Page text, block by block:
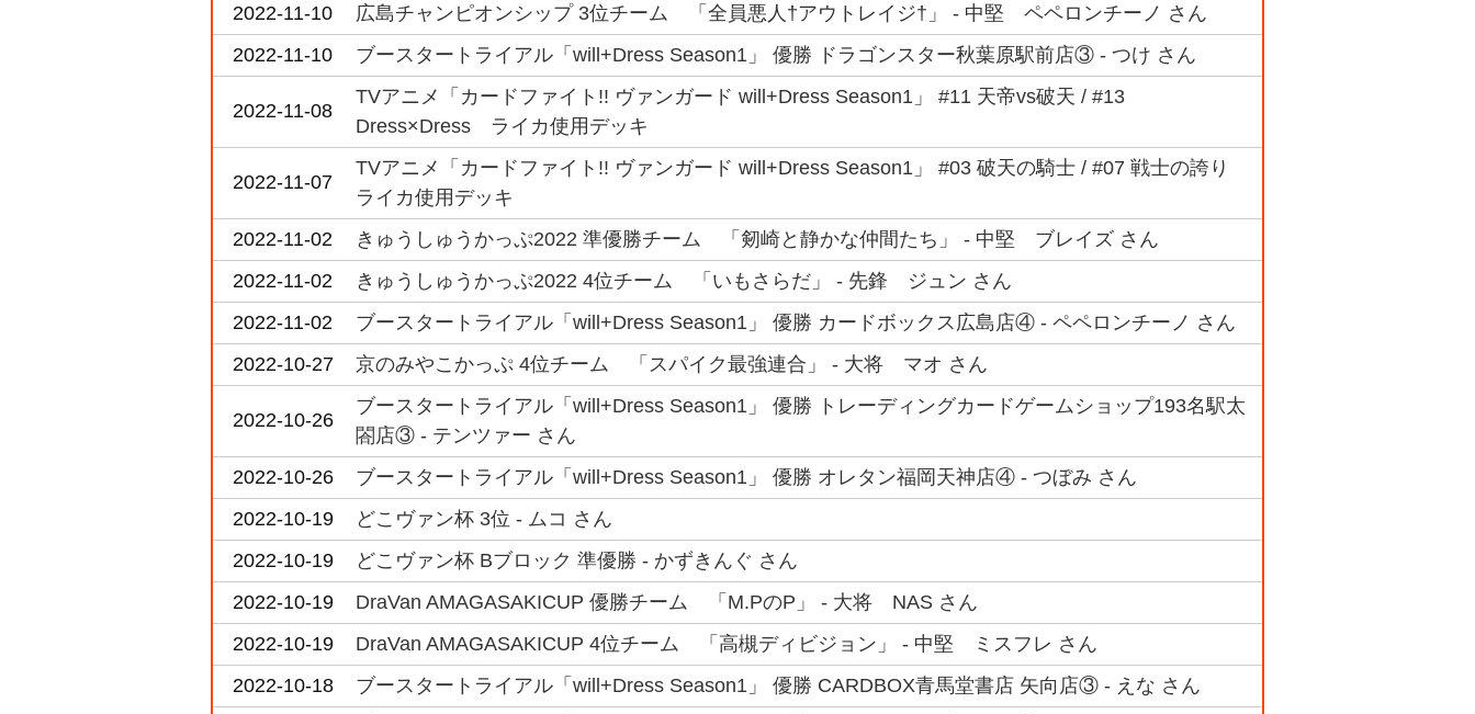
2022-11-10
広島チャンピオンシップ 3位チーム 「全員悪人†アウトレイジ†」 - 中堅 ペペロンチーノ さん
2022-11-10
ブースタートライアル「will+Dress Season1」 優勝 ドラゴンスター秋葉原駅前店③ - つけ さん
2022-11-08
TVアニメ「カードファイト!! ヴァンガード will+Dress Season1」 #11 天帝vs破天 / #13
Dress×Dress ライカ使用デッキ
2022-11-07
TVアニメ「カードファイト!! ヴァンガード will+Dress Season1」 #03 破天の騎士 / #07 戦士の誇り
ライカ使用デッキ
2022-11-02
きゅうしゅうかっぷ2022 準優勝チーム 「剱崎と静かな仲間たち」 - 中堅 ブレイズ さん
2022-11-02
きゅうしゅうかっぷ2022 4位チーム 「いもさらだ」 - 先鋒 ジュン さん
2022-11-02
ブースタートライアル「will+Dress Season1」 優勝 カードボックス広島店④ - ペペロンチーノ さん
2022-10-27
京のみやこかっぷ 4位チーム 「スパイク最強連合」 - 大将 マオ さん
2022-10-26
ブースタートライアル「will+Dress Season1」 優勝 トレーディングカードゲームショップ193名駅太
閤店③ - テンツァー さん
2022-10-26
ブースタートライアル「will+Dress Season1」 優勝 オレタン福岡天神店④ - つぼみ さん
2022-10-19
どこヴァン杯 3位 - ムコ さん
2022-10-19
どこヴァン杯 Bブロック 準優勝 - かずきんぐ さん
2022-10-19
DraVan AMAGASAKICUP 優勝チーム 「M.PのP」 - 大将 NAS さん
2022-10-19
DraVan AMAGASAKICUP 4位チーム 「高槻ディビジョン」 - 中堅 ミスフレ さん
2022-10-18
ブースタートライアル「will+Dress Season1」 優勝 CARDBOX青馬堂書店 矢向店③ - えな さん